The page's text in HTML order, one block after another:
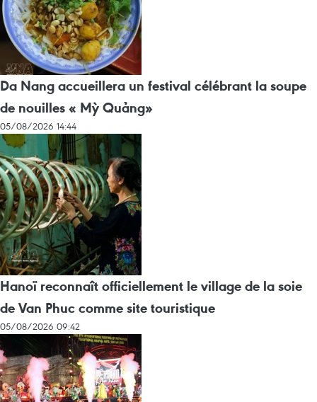
Da Nang accueillera un festival célébrant la soupe
de nouilles « Mỳ Quảng»
05/08/2026 14:44
Hanoï reconnaît officiellement le village de la soie
de Van Phuc comme site touristique
05/08/2026 09:42